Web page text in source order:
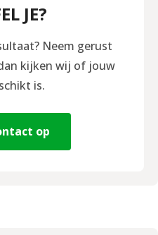
JE?
Neem gerust
kijken wij of jouw
is.
op